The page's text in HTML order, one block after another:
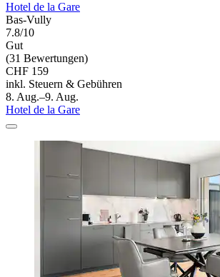
Hotel de la Gare
Bas-Vully
7.8/10
Gut
(31 Bewertungen)
CHF 159
inkl. Steuern & Gebühren
8. Aug.–9. Aug.
Hotel de la Gare